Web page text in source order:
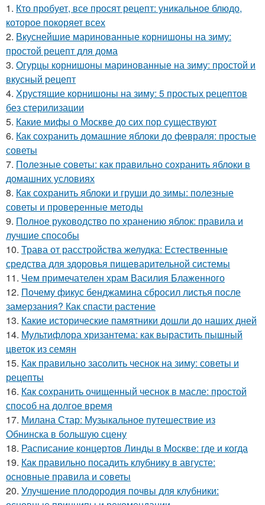
1. Кто пробует, все просят рецепт: уникальное блюдо,
которое покоряет всех
2. Вкуснейшие маринованные корнишоны на зиму:
простой рецепт для дома
3. Огурцы корнишоны маринованные на зиму: простой и
вкусный рецепт
4. Хрустящие корнишоны на зиму: 5 простых рецептов
без стерилизации
5. Какие мифы о Москве до сих пор существуют
6. Как сохранить домашние яблоки до февраля: простые
советы
7. Полезные советы: как правильно сохранить яблоки в
домашних условиях
8. Как сохранить яблоки и груши до зимы: полезные
советы и проверенные методы
9. Полное руководство по хранению яблок: правила и
лучшие способы
10. Трава от расстройства желудка: Естественные
средства для здоровья пищеварительной системы
11. Чем примечателен храм Василия Блаженного
12. Почему фикус бенджамина сбросил листья после
замерзания? Как спасти растение
13. Какие исторические памятники дошли до наших дней
14. Мультифлора хризантема: как вырастить пышный
цветок из семян
15. Как правильно засолить чеснок на зиму: советы и
рецепты
16. Как сохранить очищенный чеснок в масле: простой
способ на долгое время
17. Милана Стар: Музыкальное путешествие из
Обнинска в большую сцену
18. Расписание концертов Линды в Москве: где и когда
19. Как правильно посадить клубнику в августе:
основные правила и советы
20. Улучшение плодородия почвы для клубники: